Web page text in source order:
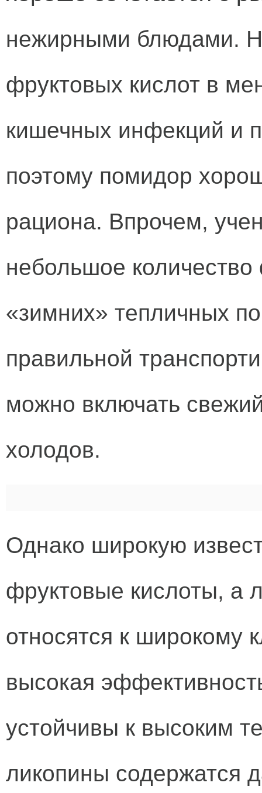
нежирными блюдами.
фруктовых кислот в
кишечных инфекций и
поэтому помидор
рациона. Впрочем,
небольшое
«зимних» тепличных
правильной
можно включать
холодов.
Однако широкую
фруктовые кислоты, а
относятся к широкому
высокая
устойчивы к высоким
ликопины содержатся